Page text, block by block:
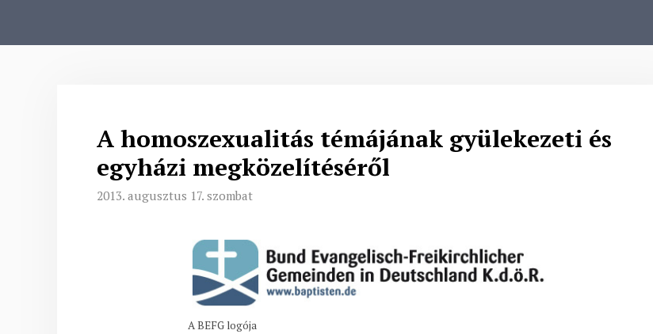
A homoszexualitás témájának gyülekezeti és
egyházi megközelítéséről
2013. augusztus 17. szombat
A BEFG logója